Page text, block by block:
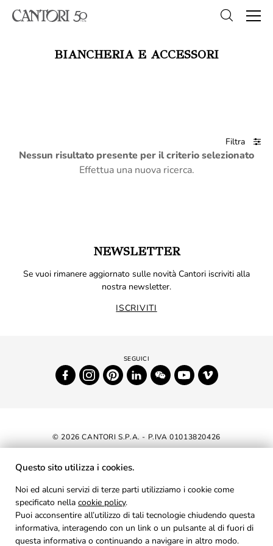
BIANCHERIA E ACCESSORI
Filtra
Nessun risultato presente per il criterio selezionato
Effettua una nuova ricerca.
NEWSLETTER
Se vuoi rimanere aggiornato sulle novità Cantori iscriviti alla
nostra newsletter.
ISCRIVITI
© 2026 CANTORI S.P.A. - P.IVA 01013820426
DICHIARAZIONE DI ACCESSIBILITÀ
AREA RISERVATA
PRIVACY
COOKIES
Questo sito utilizza i cookies.
Noi ed alcuni servizi di terze parti utilizziamo i cookie come
specificato nella cookie policy.
Puoi acconsentire all’utilizzo di tali tecnologie chiudendo questa
informativa, interagendo con un link o un pulsante al di fuori di
questa informativa o continuando a navigare in altro modo.